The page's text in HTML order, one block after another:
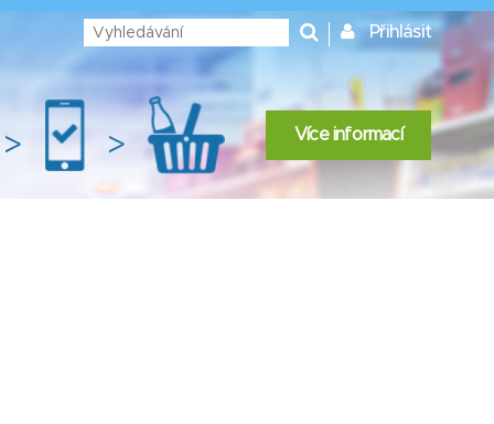
Přihlásit
> > Více informací